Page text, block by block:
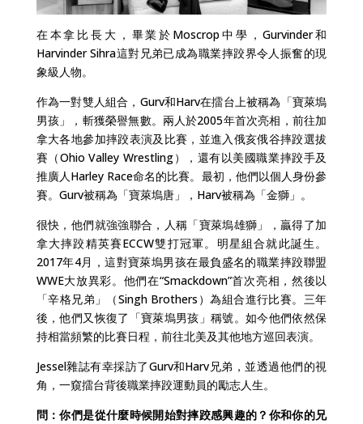
在本拿比長大，畢業於Moscrop中學，Gurvinder和
Harvinder Sihra這對兄弟已成為職業摔跤界令人振奮的現
象級人物。
作為一對雙人組合，Gurv和Harv在擂台上被稱為「寶萊塢
男孩」，斬獲榮譽無數。兩人於2005年首次亮相，前往加
拿大各地參加摔跤表演及比賽，並進入俄亥俄谷摔跤選拔
賽（Ohio Valley Wrestling），還有以美國職業摔跤手及
推廣人Harley Race命名的比賽。最初，他們以個人身份參
賽。Gurv被稱為「寶萊塢唐」，Harv被稱為「金獅」。
很快，他們就強強聯合，人稱「寶萊塢雄獅」，贏得了加
拿大摔跤精英賽ECCW雙打冠軍。明星組合就此誕生。
2017年4月，這對寶萊塢男孩在最負盛名的職業摔跤聯盟
WWE大放異彩。他們在“Smackdown”首次亮相，然後以
「辛格兄弟」（Singh Brothers）為組合進行比賽。三年
後，他們又恢復了「寶萊塢男孩」稱號。如今他們依然保
持相當頻繁的比賽日程，前往北美及其他地方巡回表演。
Jessel雜誌有幸採訪了Gurv和Harv兄弟，並透過他們的視
角，一窺擂台背後職業摔跤運動員的勵志人生。
問：你們是從什麼時候開始對摔跤感興趣的？你和你的兄